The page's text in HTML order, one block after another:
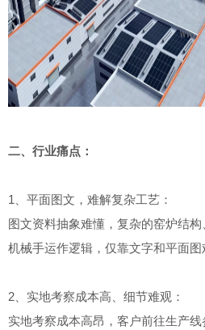
二、 行业痛点：
1、平面图文，难解复杂工艺：
图文资料抽象难懂，复杂的窑炉结
机械手运作逻辑，仅靠文字和平面图
2、实地考察成本高、细节难观：
实地考察成本高昂，客户前往生产